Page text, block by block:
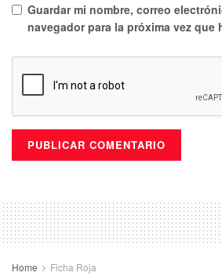
Guardar mi nombre, correo
navegador para la próxima vez que
Home Ficha Roja